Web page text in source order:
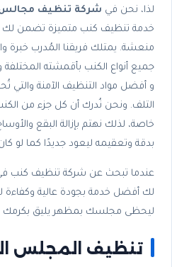
لذا، نحن في شركة تنظيف مجالس
خدمة تنظيف كنب متميزة تضمن لك
منعشة. يمتلك فريقنا المُدرب خبرة
جميع أنواع الكنب بأقمشته
و أفضل مواد التنظيف الآمنة والتي
التلف. ونحن نُدرك أن كل جزء من
خاصة، لذلك نهتم بإزالة البقع
بدقة وتعقيمه ليعود جديدًا كما لو
عندما تبحث عن شركة تنظيف كنب في
لك أفضل خدمة بجودة عالية وكفاءة لا
ليحظى مجلسك بمظهر يليق بكرمك 0532052052.
تنظيف المجلس